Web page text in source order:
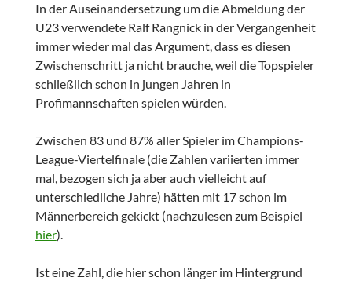
In der Auseinandersetzung um die Abmeldung der
U23 verwendete Ralf Rangnick in der Vergangenheit
immer wieder mal das Argument, dass es diesen
Zwischenschritt ja nicht brauche, weil die Topspieler
schließlich schon in jungen Jahren in
Profimannschaften spielen würden.
Zwischen 83 und 87% aller Spieler im Champions-
League-Viertelfinale (die Zahlen variierten immer
mal, bezogen sich ja aber auch vielleicht auf
unterschiedliche Jahre) hätten mit 17 schon im
Männerbereich gekickt (nachzulesen zum Beispiel
hier).
Ist eine Zahl, die hier schon länger im Hintergrund